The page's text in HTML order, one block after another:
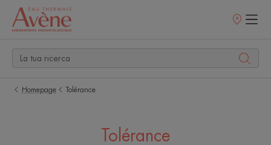
Punti
Homepage Tolérance
Tolérance